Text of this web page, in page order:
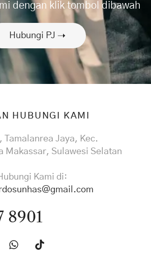
dengan klik tombol dibawah
Hubungi PJ
HUBUNGI KAMI
Jaya, Kec.
Makassar, Sulawesi Selatan
Kami di:
8901